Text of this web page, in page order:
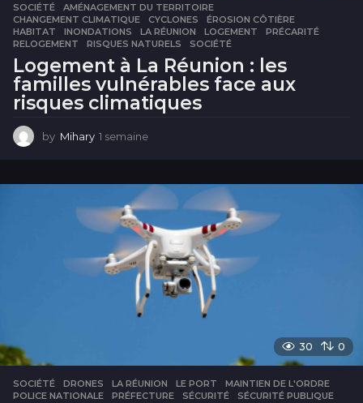
SOCIÉTÉ AMÉNAGEMENT DU TERRITOIRE
CHANGEMENT CLIMATIQUE
,CYCLONES ,ÉROSION CÔTIÈRE
HABITAT
,INONDATIONS ,LA RÉUNION ,LOGEMENT ,PRÉCARITÉ
RELOGEMENT
,RISQUES NATURELS ,SOCIÉTÉ
Logement à La Réunion : les
familles vulnérables face aux
risques climatiques
by Mihary 1 semaine
m
i
n
e
30 0
SOCIÉTÉ DRONES ,LA RÉUNION ,LE PORT ,MAINTIEN DE L'ORDRE
POLICE NATIONALE
,PRÉFECTURE ,SÉCURITÉ ,SÉCURITÉ PUBLIQUE